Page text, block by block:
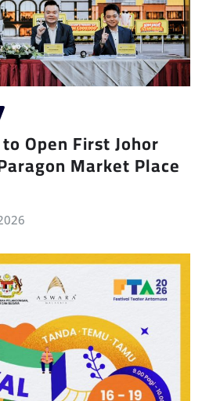
Open First Johor
Market Place